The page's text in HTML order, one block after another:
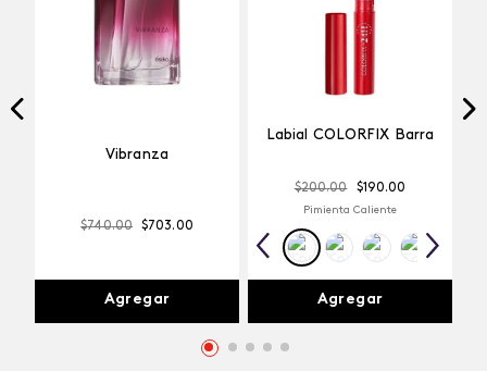
Vibranza
$740.00 $703.00
Agregar
Labial COLORFIX Barra
$200.00 $190.00
Pimienta Caliente
Agregar